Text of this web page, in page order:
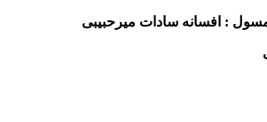
: افسانه سادات میرحبیبی